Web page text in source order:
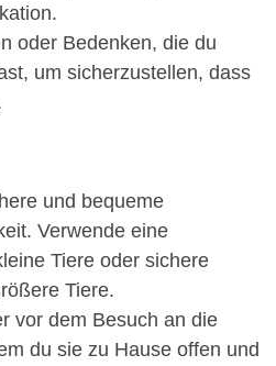
oder Bedenken, die du
um sicherzustellen, dass
und bequeme
Verwende eine
Tiere oder sichere
Tiere.
vor dem Besuch an die
du sie zu Hause offen und